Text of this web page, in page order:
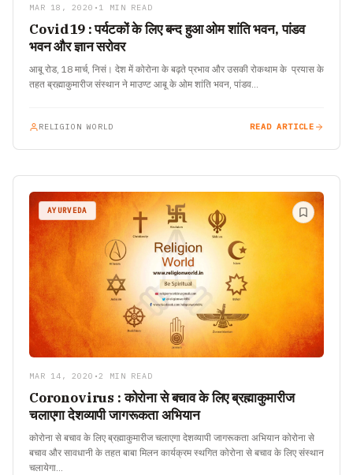
MAR 18, 2020 • 1 MIN READ
Covid19 : पर्यटकों के लिए बन्द हुआ ओम शांति भवन, पांडव
भवन और ज्ञान सरोवर
आबू रोड, 18 मार्च, निसं। देश में कोरोना के बढ़ते प्रभाव और उसकी रोकथाम के प्रयास के
तहत ब्रह्माकुमारीज संस्थान ने माउण्ट आबू के ओम शांति भवन, पांडव…
RELIGION WORLD READ ARTICLE
AYURVEDA
MAR 14, 2020 •2 MIN READ
Coronovirus : कोरोना से बचाव के लिए ब्रह्माकुमारीज
चलाएगा देशव्यापी जागरूकता अभियान
कोरोना से बचाव के लिए ब्रह्माकुमारीज चलाएगा देशव्यापी जागरूकता अभियान कोरोना से
बचाव और सावधानी के तहत बाबा मिलन कार्यक्रम स्थगित कोरोना से बचाव के लिए संस्थान
चलायेगा…